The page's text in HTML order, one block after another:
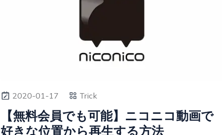
2020-01-17 Trick
【無料会員でも可能】ニコニコ動画で
好きな位置から再生する方法